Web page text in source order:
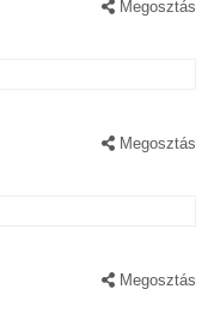
Megosztás
Megosztás
Megosztás